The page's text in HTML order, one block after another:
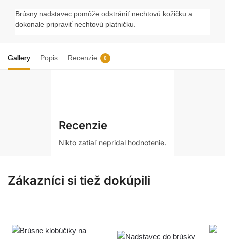
Brúsny nadstavec pomôže odstrániť nechtovú kožičku a
dokonale pripraviť nechtovú platničku.
Gallery Popis Recenzie 0
Recenzie
Nikto zatiaľ nepridal hodnotenie.
Zákazníci si tiež dokúpili